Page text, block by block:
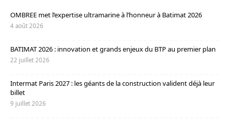
OMBREE met l’expertise ultramarine à l’honneur à Batimat 2026
4 août 2026
BATIMAT 2026 : innovation et grands enjeux du BTP au premier plan
22 juillet 2026
Intermat Paris 2027 : les géants de la construction valident déjà leur
billet
9 juillet 2026